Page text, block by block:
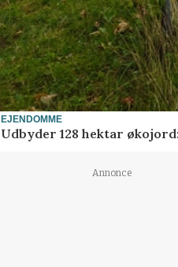
EJENDOMME
Udbyder 128 hektar
Annonce